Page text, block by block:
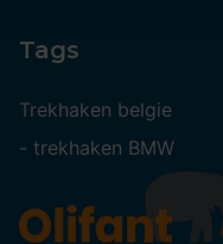
Tags
Trekhaken belgie
- trekhaken BMW